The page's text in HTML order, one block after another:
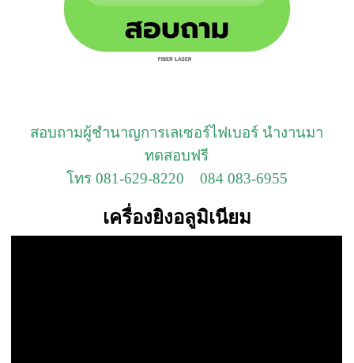
สอบถามผู้ชำนาญการเลเซอร์ไฟเบอร์ นำงานมา
ทดสอบฟรี
โทร 081-629-8220 084 083-6955
เครื่องยิงอลูมิเนียม